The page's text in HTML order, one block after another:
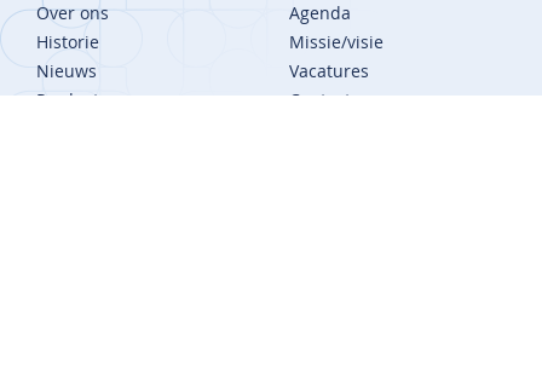
Over ons
Historie
Nieuws
Producten
Agenda
Missie/visie
Vacatures
Contact